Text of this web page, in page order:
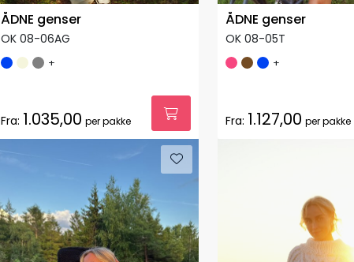
ÅDNE genser
OK 08-06AG
+
Fra: 1.035,00 per pakke
ÅDNE genser
OK 08-05T
+
Fra: 1.127,00 per pakke